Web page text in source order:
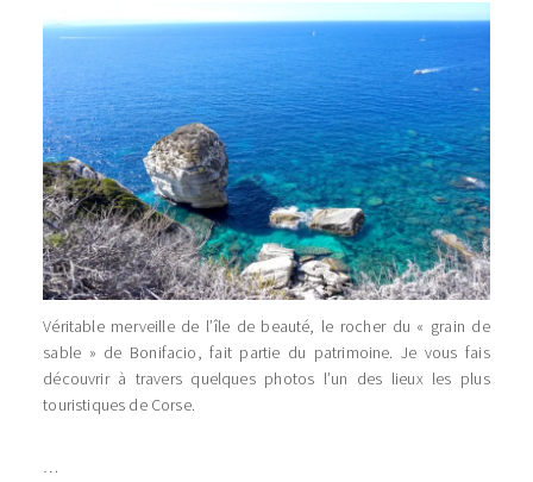
Véritable merveille de l’île de beauté, le rocher du « grain de
sable » de Bonifacio, fait partie du patrimoine. Je vous fais
découvrir à travers quelques photos l’un des lieux les plus
touristiques de Corse.
…